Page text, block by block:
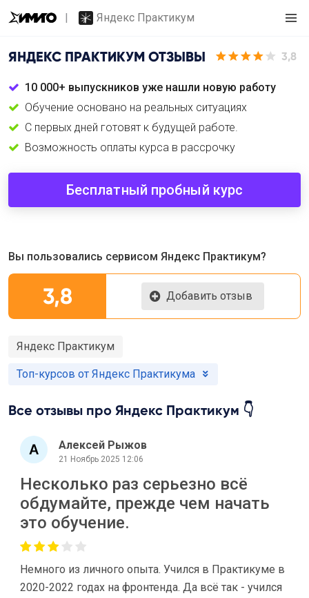
Яндекс Практикум
ЯНДЕКС ПРАКТИКУМ ОТЗЫВЫ 3,8
10 000+ выпускников уже нашли новую работу
Обучение основано на реальных ситуациях
С первых дней готовят к будущей работе.
Возможность оплаты курса в рассрочку
Бесплатный пробный курс
Вы пользовались сервисом Яндекс Практикум?
3,8 Добавить отзыв
Яндекс Практикум
Топ-курсов от Яндекс Практикума
Все отзывы про Яндекс Практикум 👇
Алексей Рыжов
21 Ноябрь 2025 12:06
Несколько раз серьезно всё
обдумайте, прежде чем начать
это обучение.
Немного из личного опыта. Учился в Практикуме в
2020-2022 годах на фронтенда. Да всё так - учился